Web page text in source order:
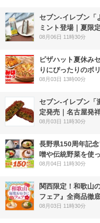
セブン‐イレブン「
ミント登場｜夏限
08月06日 11時30分
ピザハット夏休み
りにぴったりのボ
08月03日 13時00分
セブン-イレブン「
定発売｜名古屋発
08月03日 11時30分
長野県150周年記
噌や伝統野菜を使
08月04日 11時30分
関西限定！和歌山
フェア』全商品徹
08月03日 11時30分